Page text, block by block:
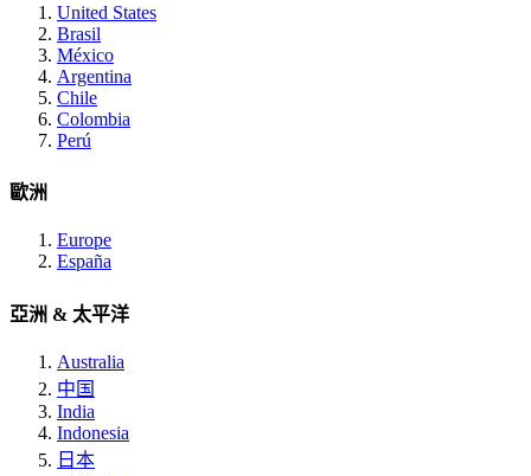
United States
Brasil
México
Argentina
Chile
Colombia
Perú
歐洲
Europe
España
亞洲 & 太平洋
Australia
中国
India
Indonesia
日本